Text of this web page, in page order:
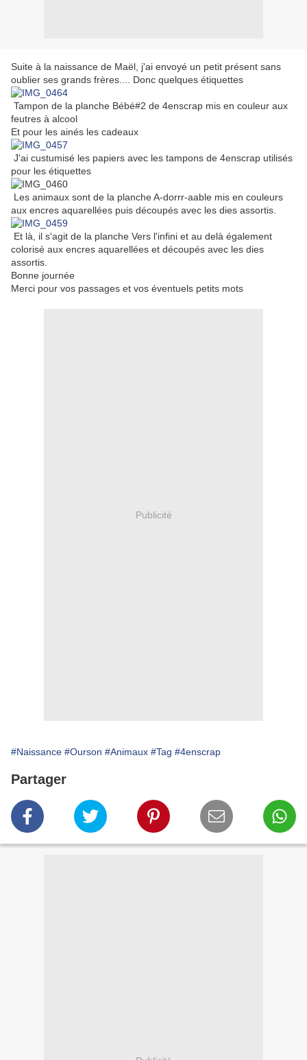
Suite à la naissance de Maël, j'ai envoyé un petit présent sans
oublier ses grands frères.... Donc quelques étiquettes
Tampon de la planche Bébé#2 de 4enscrap mis en couleur aux
feutres à alcool
Et pour les ainés les cadeaux
J'ai custumisé les papiers avec les tampons de 4enscrap utilisés
pour les étiquettes
Les animaux sont de la planche A-dorrr-aable mis en couleurs
aux encres aquarellées puis découpés avec les dies assortis.
Et là, il s'agit de la planche Vers l'infini et au delà également
colorisé aux encres aquarellées et découpés avec les dies
assortis.
Bonne journée
Merci pour vos passages et vos éventuels petits mots
Publicité
#Naissance #Ourson #Animaux #Tag #4enscrap
Partager